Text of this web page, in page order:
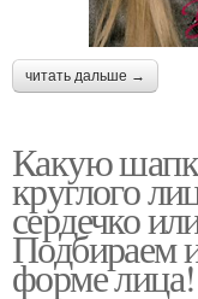
читать дальше →
Какую
круглого
сердечко
Подбираем
форме лица!